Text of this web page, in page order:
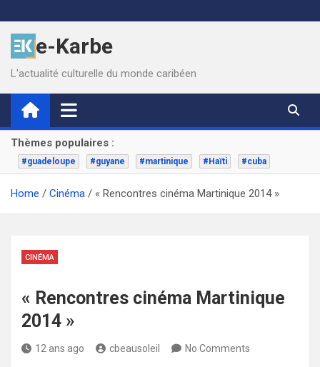
to
contente-Karbe
L'actualité culturelle du monde caribéen
Thèmes populaires :
#guadeloupe #guyane #martinique #Haïti #cuba
Home Cinéma « Rencontres cinéma Martinique 2014 »
CINÉMA
« Rencontres cinéma Martinique
2014 »
12 ans ago cbeausoleil No Comments